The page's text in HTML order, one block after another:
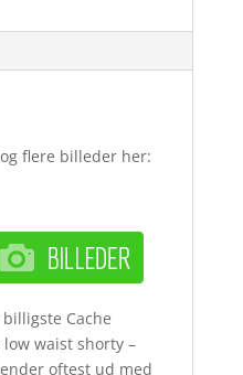
flere billeder her:
Cache
waist shorty –
oftest ud med